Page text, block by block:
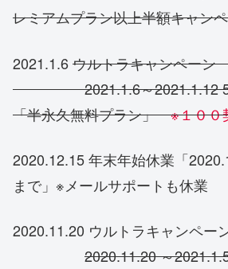
レミアムプラン以上半額キャン
2021.1.6ウルトラキャンペー
2021.1.6～2021.1.12 5年
「半永久無料プラン」※１００
2020.12.15 年末年始休業「
まで」※メールサポートも休業
2020.11.20 ウルトラキャンペー
2020.11.20 ～